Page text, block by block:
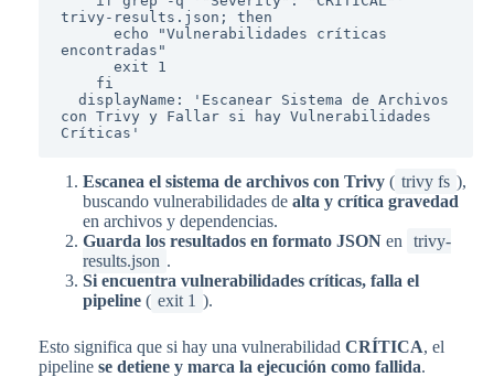
trivy-results.json; then
encontradas"
con Trivy y Fallar si hay Vulnerabilidades
Escanea el sistema de archivos con Trivy( trivy fs ),
buscando vulnerabilidades de alta y crítica gravedad
en archivos y dependencias.
Guarda los resultados en formato JSONen
trivy-
results.json .
Si encuentra vulnerabilidades críticas, falla el
pipeline( exit 1 ).
Esto significa que si hay una vulnerabilidad CRÍTICA, el
pipeline se detiene y marca la ejecución como fallida.